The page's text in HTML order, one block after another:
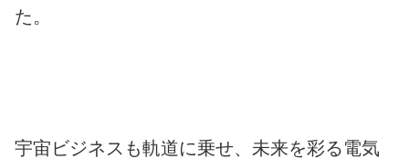
た。
宇宙ビジネスも軌道に乗せ、未来を彩る電気